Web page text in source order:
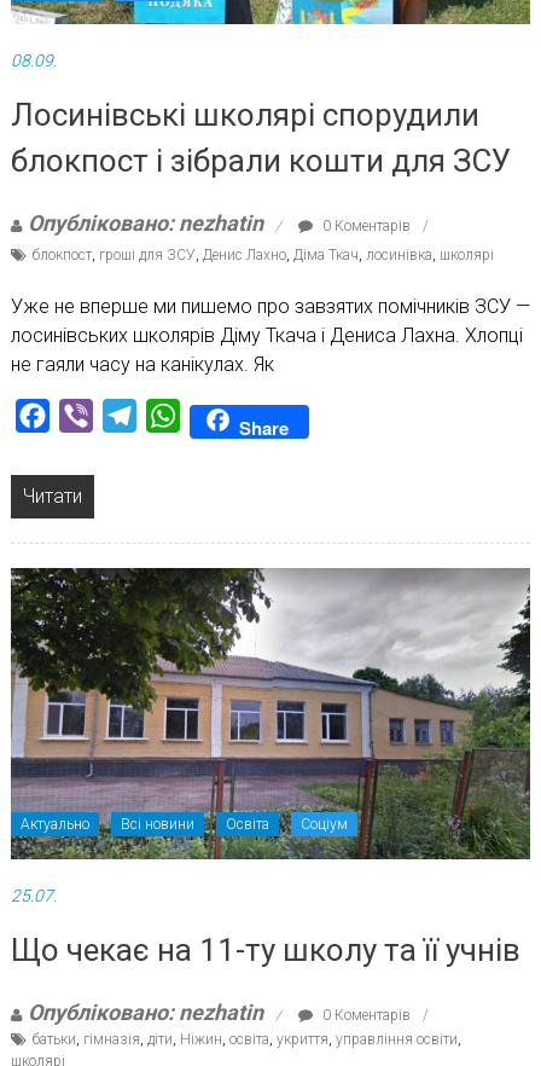
08.09.
Лосинівські школярі спорудили
блокпост і зібрали кошти для ЗСУ
Опубліковано: nezhatin
0 Коментарів
блокпост, гроші для ЗСУ, Денис Лахно, Діма Ткач, лосинівка, школярі
Уже не вперше ми пишемо про завзятих помічників ЗСУ —
лосинівських школярів Діму Ткача і Дениса Лахна. Хлопці
не гаяли часу на канікулах. Як
Facebook
Viber TelegramWhatsAppShare
Читати
Актуально Всі новини Освіта Соціум
25.07.
Що чекає на 11-ту школу та її учнів
Опубліковано: nezhatin
0 Коментарів
батьки гімназія діти Ніжин освіта укриття управління освіти
школярі